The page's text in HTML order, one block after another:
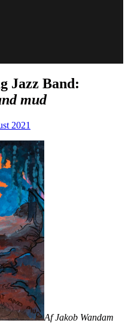
Jazz Band:
mud
2021
Af Jakob Wandam